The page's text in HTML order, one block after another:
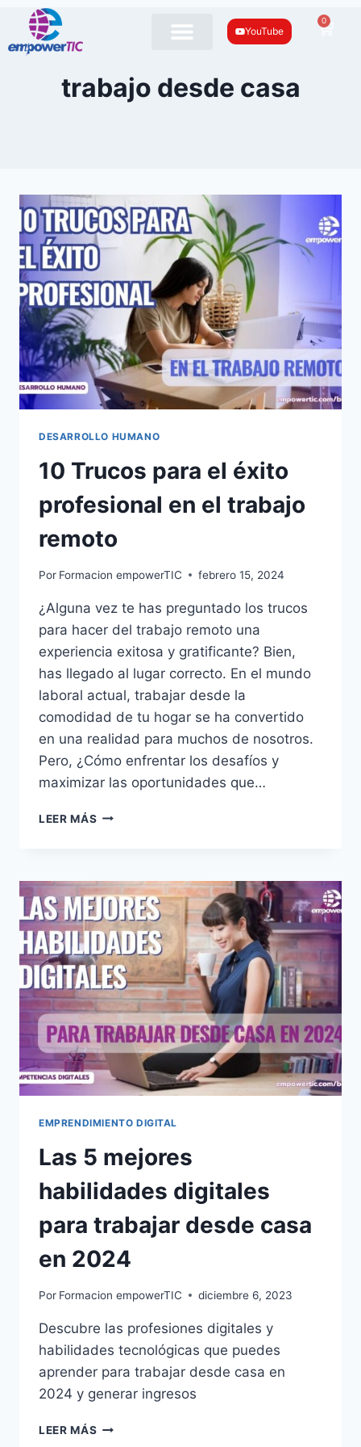
YouTube
0
trabajo desde casa
DESARROLLO HUMANO
10 Trucos para el éxito
profesional en el trabajo
remoto
Por Formacion empowerTIC febrero 15, 2024
¿Alguna vez te has preguntado los trucos
para hacer del trabajo remoto una
experiencia exitosa y gratificante? Bien,
has llegado al lugar correcto. En el mundo
laboral actual, trabajar desde la
comodidad de tu hogar se ha convertido
en una realidad para muchos de nosotros.
Pero, ¿Cómo enfrentar los desafíos y
maximizar las oportunidades que…
LEER MÁS
EMPRENDIMIENTO DIGITAL
Las 5 mejores
habilidades digitales
para trabajar desde casa
en 2024
Por Formacion empowerTIC diciembre 6, 2023
Descubre las profesiones digitales y
habilidades tecnológicas que puedes
aprender para trabajar desde casa en
2024 y generar ingresos
LEER MÁS